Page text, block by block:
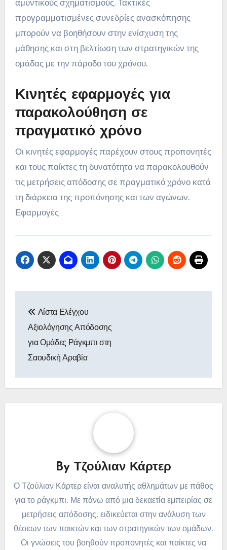
αμυντικούς σχηματισμούς. Τακτικές
προγραμματισμένες συνεδρίες ανασκόπησης
μπορούν να βοηθήσουν στην ενίσχυση της
μάθησης και στη βελτίωση των στρατηγικών της
ομάδας με την πάροδο του χρόνου.
Κινητές εφαρμογές για
παρακολούθηση σε
πραγματικό χρόνο
Οι κινητές εφαρμογές παρέχουν στους προπονητές
και τους παίκτες τη δυνατότητα να παρακολουθούν
τις μετρήσεις απόδοσης σε πραγματικό χρόνο κατά
τη διάρκεια της προπόνησης και των αγώνων.
Εφαρμογές
navigation
Λίστα Ελέγχου
Αξιολόγησης Απόδοσης
για Ομάδες Ράγκμπι στη
Σαουδική Αραβία
By Τζούλιαν Κάρτερ
Ο Τζούλιαν Κάρτερ είναι αναλυτής αθλημάτων με πάθος
για το ράγκμπι. Με πάνω από μια δεκαετία εμπειρίας σε
μετρήσεις απόδοσης, ειδικεύεται στην ανάλυση των
θέσεων των παικτών και των στρατηγικών των ομάδων.
Οι γνώσεις του βοηθούν προπονητές και παίκτες να